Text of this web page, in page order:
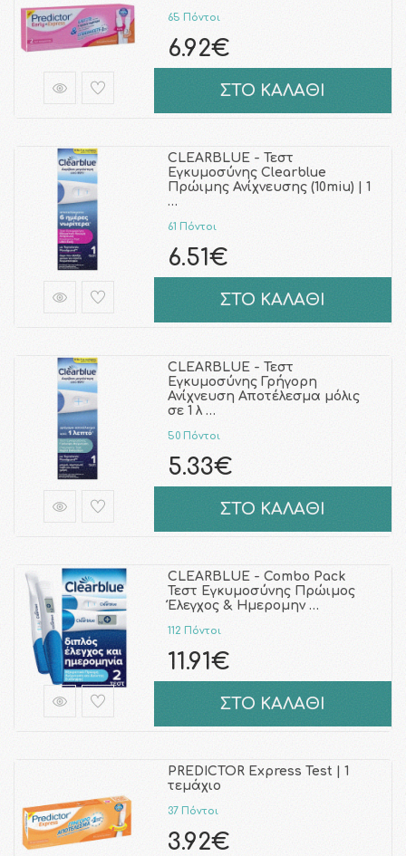
65 Πόντοι
6.92€
ΣΤΟ ΚΑΛΑΘΙ
CLEARBLUE - Τεστ
Εγκυμοσύνης Clearblue
Πρώιμης Ανίχνευσης (10miu) | 1
…
61 Πόντοι
6.51€
ΣΤΟ ΚΑΛΑΘΙ
CLEARBLUE - Τεστ
Εγκυμοσύνης Γρήγορη
Ανίχνευση Αποτέλεσμα μόλις
σε 1 λ …
50 Πόντοι
5.33€
ΣΤΟ ΚΑΛΑΘΙ
CLEARBLUE - Combo Pack
Τεστ Εγκυμοσύνης Πρώιμος
Έλεγχος & Ημερομην …
112 Πόντοι
11.91€
ΣΤΟ ΚΑΛΑΘΙ
PREDICTOR Express Test | 1
τεμάχιο
37 Πόντοι
3.92€